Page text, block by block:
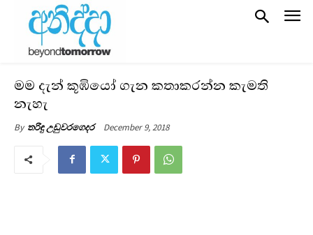
මම දැන් කූඹියෝ ගැන කතාකරන්න කැමති
නැහැ
By තරිඳු උඩුවරගෙදර December 9, 2018